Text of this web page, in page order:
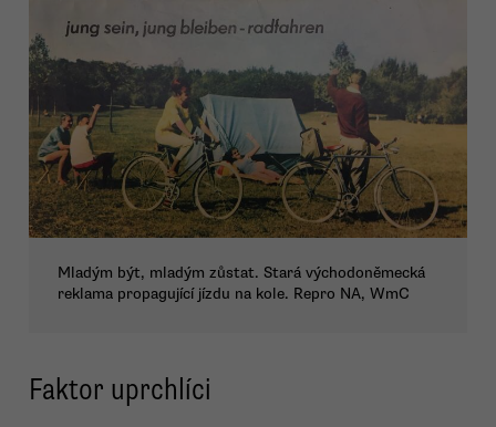
Mladým být, mladým zůstat. Stará východoněmecká
reklama propagující jízdu na kole. Repro NA, WmC
Faktor uprchlíci